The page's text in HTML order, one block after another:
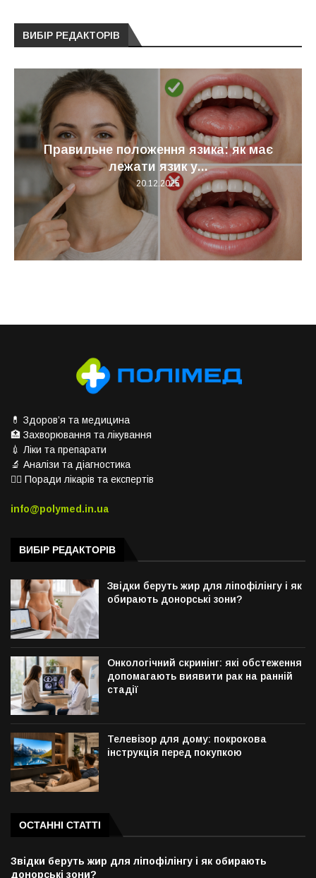
ВИБІР РЕДАКТОРІВ
Правильне положення язика: як має
лежати язик у...
20.12.2025
💊 Здоров’я та медицина
🏥 Захворювання та лікування
💉 Ліки та препарати
🔬 Аналізи та діагностика
👨‍⚕️ Поради лікарів та експертів
info@polymed.in.ua
ВИБІР РЕДАКТОРІВ
Звідки беруть жир для ліпофілінгу і як
обирають донорські зони?
Онкологічний скринінг: які обстеження
допомагають виявити рак на ранній
стадії
Телевізор для дому: покрокова
інструкція перед покупкою
ОСТАННІ СТАТТІ
Звідки беруть жир для ліпофілінгу і як обирають
донорські зони?